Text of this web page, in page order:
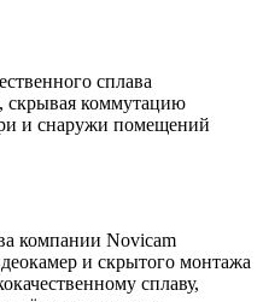
сплава
скрывая коммутацию
и снаружи помещений
компании Novicam
и скрытого монтажа
сплаву,